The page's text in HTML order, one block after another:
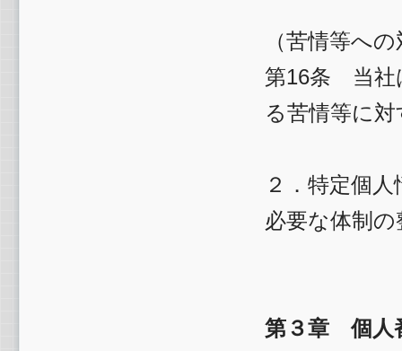
（苦情等へ
第16条 当社
る苦情等に
２．特定個
必要な体制
第３章 個人